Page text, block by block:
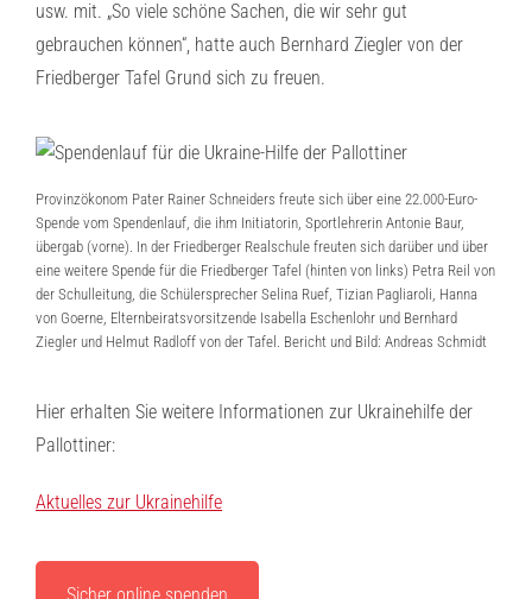
usw. mit. „So viele schöne Sachen, die wir sehr gut
gebrauchen können“, hatte auch Bernhard Ziegler von der
Friedberger Tafel Grund sich zu freuen.
Provinzökonom Pater Rainer Schneiders freute sich über eine 22.000-Euro-
Spende vom Spendenlauf, die ihm Initiatorin, Sportlehrerin Antonie Baur,
übergab (vorne). In der Friedberger Realschule freuten sich darüber und über
eine weitere Spende für die Friedberger Tafel (hinten von links) Petra Reil von
der Schulleitung, die Schülersprecher Selina Ruef, Tizian Pagliaroli, Hanna
von Goerne, Elternbeiratsvorsitzende Isabella Eschenlohr und Bernhard
Ziegler und Helmut Radloff von der Tafel. Bericht und Bild: Andreas Schmidt
Hier erhalten Sie weitere Informationen zur Ukrainehilfe der
Pallottiner:
Aktuelles zur Ukrainehilfe